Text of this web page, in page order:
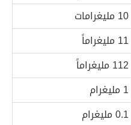
10 مليغرامات
11 مليغراماً
112 مليغراماً
1 مليغرام
0.1 مليغرام